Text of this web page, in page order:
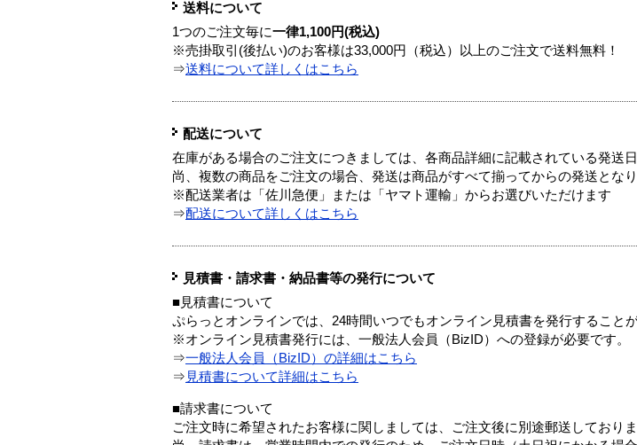
送料について
1つのご注文毎に一律1,100円(税込)
※売掛取引(後払い)のお客様は33,000円（税込）以上のご注文で送料無料！
⇒送料について詳しくはこちら
配送について
在庫がある場合のご注文につきましては、各商品詳細に記載されている発送
尚、複数の商品をご注文の場合、発送は商品がすべて揃ってからの発送となり
※配送業者は「佐川急便」または「ヤマト運輸」からお選びいただけます
⇒配送について詳しくはこちら
見積書・請求書・納品書等の発行について
■見積書について
ぷらっとオンラインでは、24時間いつでもオンライン見積書を発行することが
※オンライン見積書発行には、一般法人会員（BizID）への登録が必要です。
⇒一般法人会員（BizID）の詳細はこちら
⇒ 見積書について詳細はこちら
■請求書について
ご注文時に希望されたお客様に関しましては、ご注文後に別途郵送しておりま